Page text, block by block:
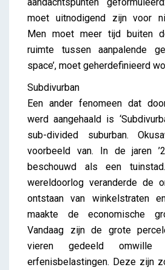
moet uitnodigend zijn voor
Men moet meer tijd buiten
ruimte tussen aanpalende
space’, moet geherdefinieerd
Subdivurban
Een ander fenomeen dat
werd aangehaald is
sub-divided suburban.
voorbeeld van. In de jaren
beschouwd als een
wereldoorlog veranderde de
ontstaan van winkelstraten
maakte de economische
Vandaag zijn de grote
vieren gedeeld
erfenisbelastingen. Deze zijn